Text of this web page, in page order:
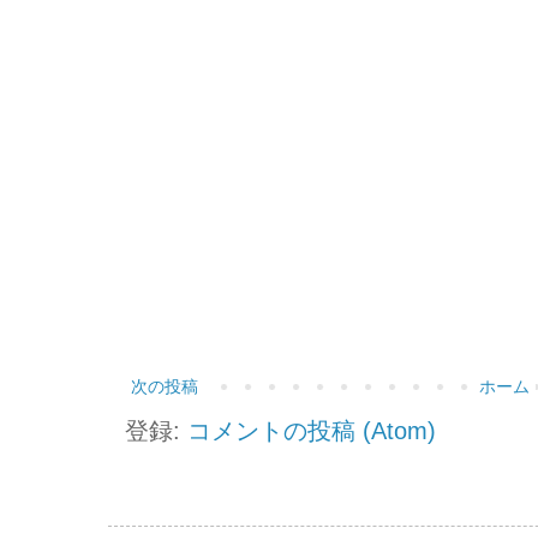
次の投稿 ホーム
登録: コメントの投稿 (Atom)